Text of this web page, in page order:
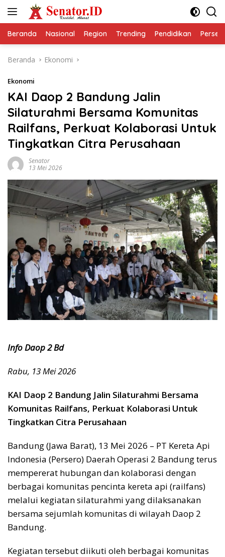
Beranda Nasional Region Trending Pendidikan
Beranda Ekonomi
Ekonomi
KAI Daop 2 Bandung Jalin
Silaturahmi Bersama Komunitas
Railfans, Perkuat Kolaborasi Untuk
Tingkatkan Citra Perusahaan
Senator
13 Mei 2026
Info Daop 2 Bd
Rabu, 13 Mei 2026
KAI Daop 2 Bandung Jalin Silaturahmi Bersama
Komunitas Railfans, Perkuat Kolaborasi Untuk
Tingkatkan Citra Perusahaan
Bandung (Jawa Barat), 13 Mei 2026 – PT Kereta Api
Indonesia (Persero) Daerah Operasi 2 Bandung terus
mempererat hubungan dan kolaborasi dengan
berbagai komunitas pencinta kereta api (railfans)
melalui kegiatan silaturahmi yang dilaksanakan
bersama sejumlah komunitas di wilayah Daop 2
Bandung.
Kegiatan tersebut diikuti oleh berbagai komunitas